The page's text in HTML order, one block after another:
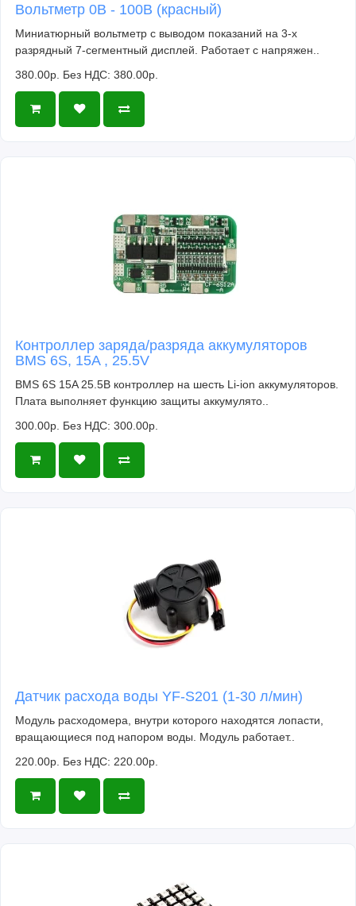
Вольтметр 0В - 100В (красный)
Миниатюрный вольтметр с выводом показаний на 3-х
разрядный 7-сегментный дисплей. Работает с напряжен..
380.00р. Без НДС: 380.00р.
Контроллер заряда/разряда аккумуляторов
BMS 6S, 15A , 25.5V
BMS 6S 15A 25.5В контроллер на шесть Li-ion аккумуляторов.
Плата выполняет функцию защиты аккумулято..
300.00р. Без НДС: 300.00р.
Датчик расхода воды YF-S201 (1-30 л/мин)
Модуль расходомера, внутри которого находятся лопасти,
вращающиеся под напором воды. Модуль работает..
220.00р. Без НДС: 220.00р.